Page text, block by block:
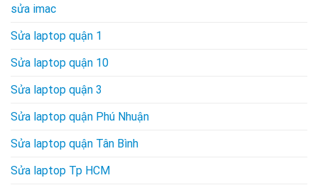
sửa imac
Sửa laptop quận 1
Sửa laptop quận 10
Sửa laptop quận 3
Sửa laptop quận Phú Nhuận
Sửa laptop quận Tân Bình
Sửa laptop Tp HCM